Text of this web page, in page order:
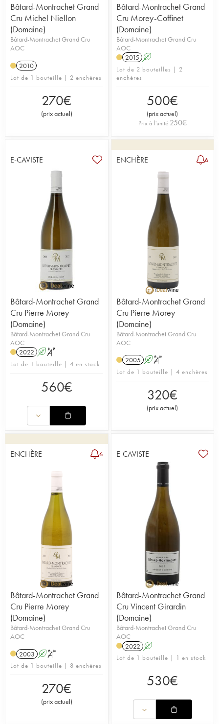
Bâtard-Montrachet Grand
Cru Michel Niellon
(Domaine)
Bâtard-Montrachet Grand Cru
AOC
2010
Lot de 1 bouteille | 2 enchères
270€
(prix actuel)
Bâtard-Montrachet Grand
Cru Morey-Coffinet
(Domaine)
Bâtard-Montrachet Grand Cru
AOC
2015 A
Lot de 2 bouteilles | 2
enchères
500€
(prix actuel)
Prix à l'unité 250€
E-CAVISTE
Bâtard-Montrachet Grand
Cru Pierre Morey
(Domaine)
Bâtard-Montrachet Grand Cru
AOC
2022 A S
Lot de 1 bouteille | 4 en stock
560€
ENCHÈRE 6
Bâtard-Montrachet Grand
Cru Pierre Morey
(Domaine)
Bâtard-Montrachet Grand Cru
AOC
2005 A S
Lot de 1 bouteille | 4 enchères
320€
(prix actuel)
ENCHÈRE 6
Bâtard-Montrachet Grand
Cru Pierre Morey
(Domaine)
Bâtard-Montrachet Grand Cru
AOC
2003 A S
Lot de 1 bouteille | 8 enchères
270€
(prix actuel)
E-CAVISTE
Bâtard-Montrachet Grand
Cru Vincent Girardin
(Domaine)
Bâtard-Montrachet Grand Cru
AOC
2022 A
Lot de 1 bouteille | 1 en stock
530€